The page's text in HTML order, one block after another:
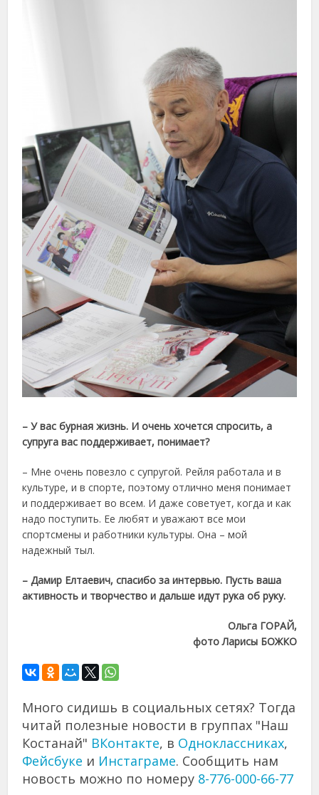
– У вас бурная жизнь. И очень хочется спросить, а
супруга вас поддерживает, понимает?
– Мне очень повезло с супругой. Рейля работала и в
культуре, и в спорте, поэтому отлично меня понимает
и поддерживает во всем. И даже советует, когда и как
надо поступить. Ее любят и уважают все мои
спортсмены и работники культуры. Она – мой
надежный тыл.
– Дамир Елтаевич, спасибо за интервью. Пусть ваша
активность и творчество и дальше идут рука об руку.
Ольга ГОРАЙ,
фото Ларисы БОЖКО
Много сидишь в социальных сетях? Тогда
читай полезные новости в группах "Наш
Костанай" ВКонтакте, в Одноклассниках,
Фейсбуке и Инстаграме. Сообщить нам
новость можно по номеру 8-776-000-66-77